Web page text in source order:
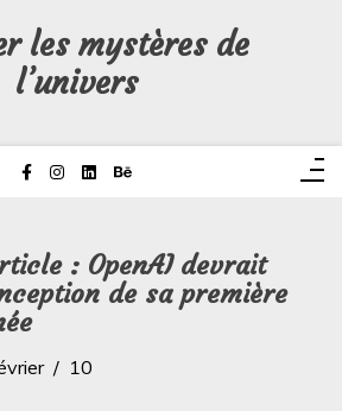
les mystères de
l’univers
: OpenAI devrait
de sa première
10